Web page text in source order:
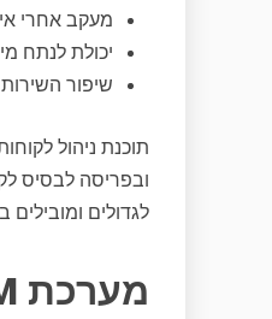
מעקב אחרי
יכולת לנתח
שיפור
תוכנת ניהול
ובפריסה לבסיס
לגדולים ומובילים
מערכת ZebraCRM: פתרון מתקדם לניהול לקוחות